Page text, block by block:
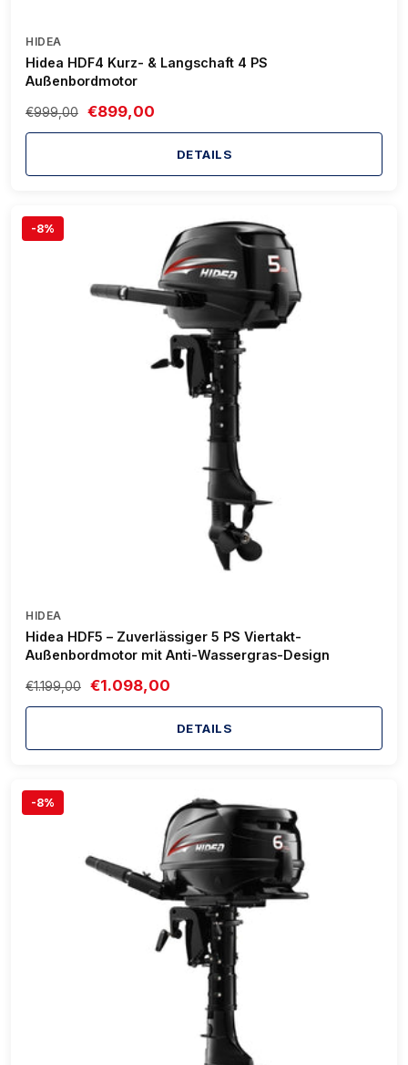
HIDEA
Hidea HDF4 Kurz- & Langschaft 4 PS
Außenbordmotor
€999,00 €899,00
DETAILS
-8%
HIDEA
Hidea HDF5 – Zuverlässiger 5 PS Viertakt-
Außenbordmotor mit Anti-Wassergras-Design
€1.199,00 €1.098,00
DETAILS
-8%